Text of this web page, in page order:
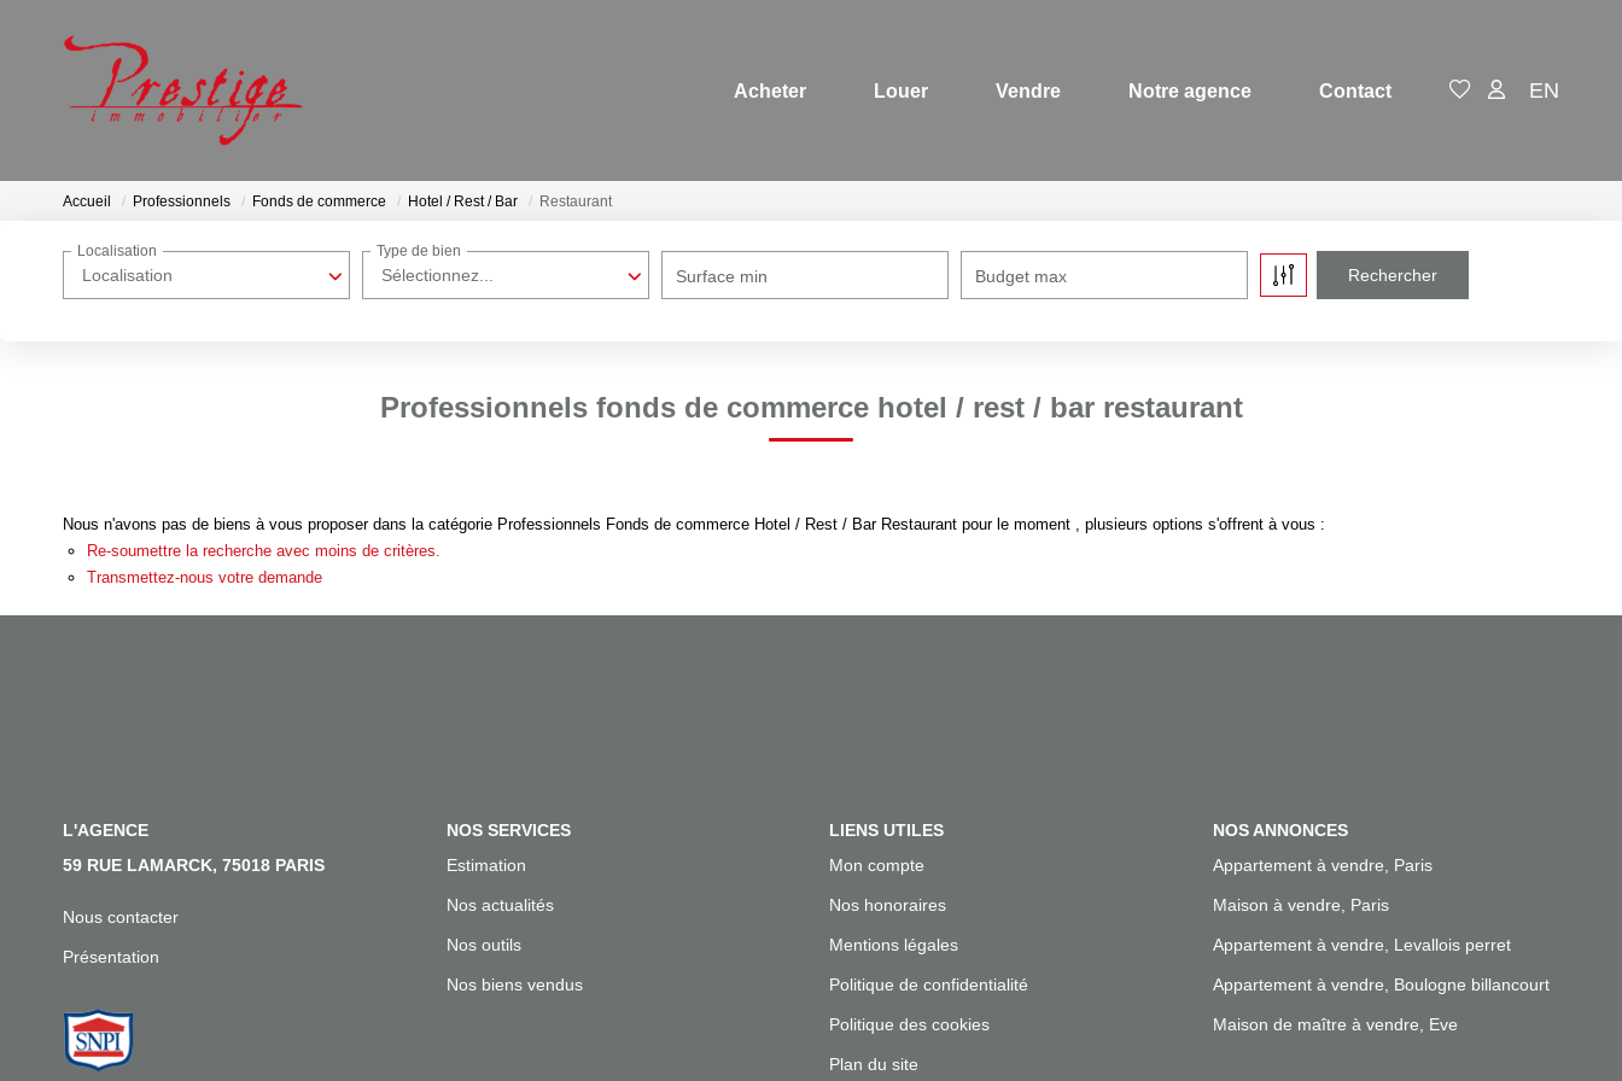
Acheter Louer Vendre Notre agence Contact EN
Accueil Professionnels Fonds de commerce Hotel / Rest / Bar Restaurant
Localisation
Localisation
Sélectionnez...
Type de bien
Surface min Budget max
Professionnels fonds de commerce hotel / rest / bar restaurant
Nous n'avons pas de biens à vous proposer dans la catégorie Professionnels Fonds de commerce Hotel / Rest / Bar Restaurant pour le moment , plusieurs options s'offrent à vous :
Re-soumettre la recherche avec moins de critères.
Transmettez-nous votre demande
L'AGENCE
59 RUE LAMARCK, 75018 PARIS
Nous contacter
Présentation
NOS SERVICES
Estimation
Nos actualités
Nos outils
Nos biens vendus
LIENS UTILES
Mon compte
Nos honoraires
Mentions légales
Politique de confidentialité
Politique des cookies
Plan du site
NOS ANNONCES
Appartement à vendre, Paris
Maison à vendre, Paris
Appartement à vendre, Levallois perret
Appartement à vendre, Boulogne billancourt
Maison de maître à vendre, Eve